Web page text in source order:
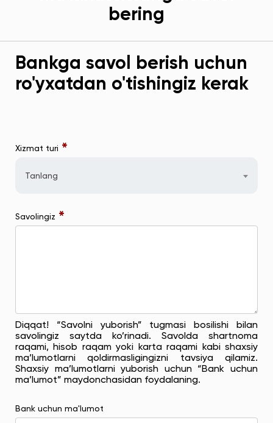
bering
Bankga savol berish uchun
ro'yxatdan o'tishingiz kerak
Xizmat turi *
Tanlang
Savolingiz *
Diqqat! “Savolni yuborish” tugmasi bosilishi bilan
savolingiz saytda ko’rinadi. Savolda shartnoma
raqami, hisob raqam yoki karta raqami kabi shaxsiy
ma’lumotlarni qoldirmasligingizni tavsiya qilamiz.
Shaxsiy ma’lumotlarni yuborish uchun “Bank uchun
ma’lumot” maydonchasidan foydalaning.
Bank uchun ma'lumot